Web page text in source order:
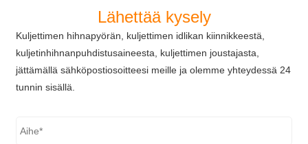
Lähettää kysely
Kuljettimen hihnapyörän, kuljettimen idlikan kiinnikkeestä,
kuljetinhihnanpuhdistusaineesta, kuljettimen joustajasta,
jättämällä sähköpostiosoitteesi meille ja olemme yhteydessä 24
tunnin sisällä.